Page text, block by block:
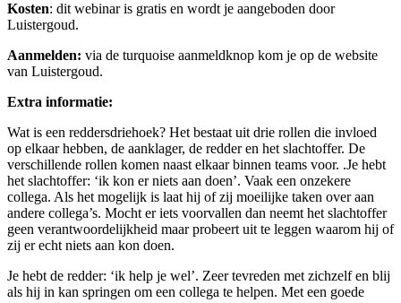
Kosten: dit webinar is gratis en wordt je aangeboden door
Luistergoud.
Aanmelden: via de turquoise aanmeldknop kom je op de website
van Luistergoud.
Extra informatie:
Wat is een reddersdriehoek? Het bestaat uit drie rollen die invloed
op elkaar hebben, de aanklager, de redder en het slachtoffer. De
verschillende rollen komen naast elkaar binnen teams voor. .Je hebt
het slachtoffer: ‘ik kon er niets aan doen’. Vaak een onzekere
collega. Als het mogelijk is laat hij of zij moeilijke taken over aan
andere collega’s. Mocht er iets voorvallen dan neemt het slachtoffer
geen verantwoordelijkheid maar probeert uit te leggen waarom hij of
zij er echt niets aan kon doen.
Je hebt de redder: ‘ik help je wel’. Zeer tevreden met zichzelf en blij
als hij in kan springen om een collega te helpen. Met een goede